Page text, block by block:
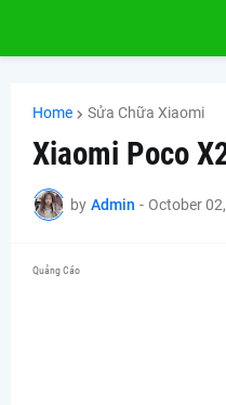
Home Sửa Chữa Xiaomi
Xiaomi Poco
by Admin - October
Quảng Cáo